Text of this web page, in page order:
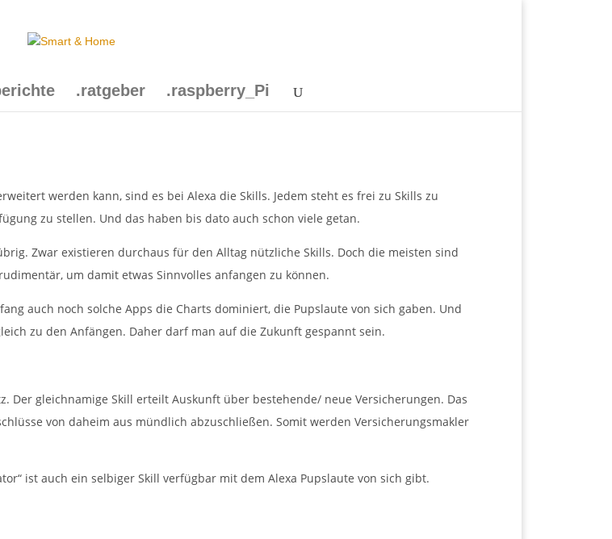
.ratgeber .raspberry_Pi
werden kann, sind es bei Alexa die Skills. Jedem steht es frei zu Skills zu
zu stellen. Und das haben bis dato auch schon viele getan.
Zwar existieren durchaus für den Alltag nützliche Skills. Doch die meisten sind
um damit etwas Sinnvolles anfangen zu können.
auch noch solche Apps die Charts dominiert, die Pupslaute von sich gaben. Und
zu den Anfängen. Daher darf man auf die Zukunft gespannt sein.
Der gleichnamige Skill erteilt Auskunft über bestehende/ neue Versicherungen. Das
von daheim aus mündlich abzuschließen. Somit werden Versicherungsmakler
ist auch ein selbiger Skill verfügbar mit dem Alexa Pupslaute von sich gibt.